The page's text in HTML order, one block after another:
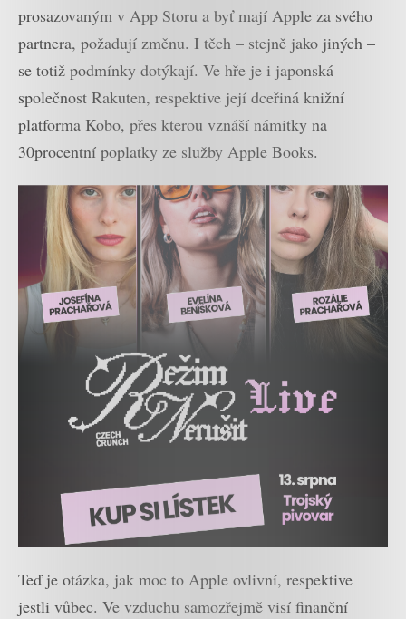
prosazovaným v App Storu a byť mají Apple za svého
partnera, požadují změnu. I těch – stejně jako jiných –
se totiž podmínky dotýkají. Ve hře je i japonská
společnost Rakuten, respektive její dceřiná knižní
platforma Kobo, přes kterou vznáší námitky na
30procentní poplatky ze služby Apple Books.
Teď je otázka, jak moc to Apple ovlivní, respektive
jestli vůbec. Ve vzduchu samozřejmě visí finanční